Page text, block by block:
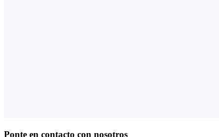
Ponte en contacto con nosotros